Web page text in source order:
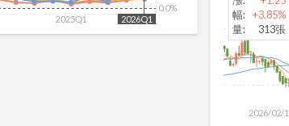
2025Q1
0.0%
2026Q1
2026/02/
幅: +3.85%
量: 313張